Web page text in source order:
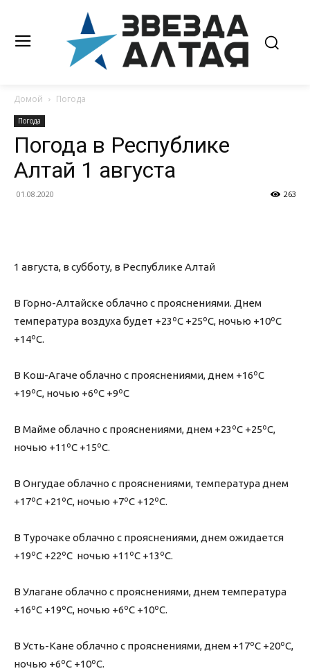
Домой Погода
Погода
Погода в Республике
Алтай 1 августа
01.08.2020 263
1 августа, в субботу, в Республике Алтай
В Горно-Алтайске облачно с прояснениями. Днем
температура воздуха будет +23ºС +25ºС, ночью +10ºС
+14ºС.
В Кош-Агаче облачно с прояснениями, днем +16ºС
+19ºС, ночью +6ºС +9ºС
В Майме облачно с прояснениями, днем +23ºС +25ºС,
ночью +11ºС +15ºС.
В Онгудае облачно с прояснениями, температура днем
+17ºС +21ºС, ночью +7ºС +12ºС.
В Турочаке облачно с прояснениями, днем ожидается
+19ºС +22ºС ночью +11ºС +13ºС.
В Улагане облачно с прояснениями, днем температура
+16ºС +19ºС, ночью +6ºС +10ºС.
В Усть-Кане облачно с прояснениями, днем +17ºС +20ºС,
ночью +6ºС +10ºС.